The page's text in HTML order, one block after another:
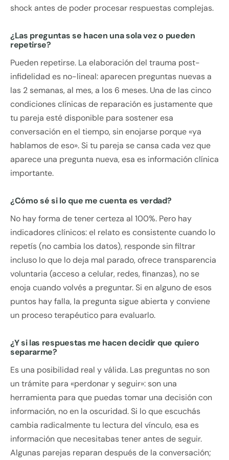
shock antes de poder procesar respuestas complejas.
¿Las preguntas se hacen una sola vez o pueden
repetirse?
Pueden repetirse. La elaboración del trauma post-
infidelidad es no-lineal: aparecen preguntas nuevas a
las 2 semanas, al mes, a los 6 meses. Una de las cinco
condiciones clínicas de reparación es justamente que
tu pareja esté disponible para sostener esa
conversación en el tiempo, sin enojarse porque «ya
hablamos de eso». Si tu pareja se cansa cada vez que
aparece una pregunta nueva, esa es información clínica
importante.
¿Cómo sé si lo que me cuenta es verdad?
No hay forma de tener certeza al 100%. Pero hay
indicadores clínicos: el relato es consistente cuando lo
repetís (no cambia los datos), responde sin filtrar
incluso lo que lo deja mal parado, ofrece transparencia
voluntaria (acceso a celular, redes, finanzas), no se
enoja cuando volvés a preguntar. Si en alguno de esos
puntos hay falla, la pregunta sigue abierta y conviene
un proceso terapéutico para evaluarlo.
¿Y si las respuestas me hacen decidir que quiero
separarme?
Es una posibilidad real y válida. Las preguntas no son
un trámite para «perdonar y seguir»: son una
herramienta para que puedas tomar una decisión con
información, no en la oscuridad. Si lo que escuchás
cambia radicalmente tu lectura del vínculo, esa es
información que necesitabas tener antes de seguir.
Algunas parejas reparan después de la conversación;